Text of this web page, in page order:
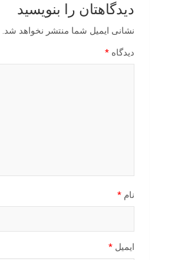
دیدگاهتان را بنویسید
نشانی ایمیل شما منتشر نخواهد شد.
دیدگاه *
نام *
ایمیل *